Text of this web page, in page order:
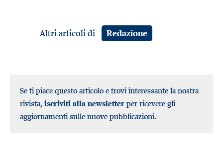
Altri articoli di Redazione
Se ti piace questo articolo e trovi interessante la nostra
rivista, iscriviti alla newsletter per ricevere gli
aggiornamenti sulle nuove pubblicazioni.